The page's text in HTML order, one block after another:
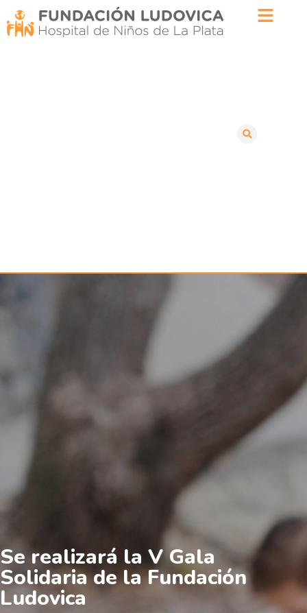
Se realizará la V Gala
Solidaria de la Fundación
Ludovica